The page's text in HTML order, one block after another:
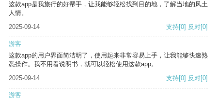
这款app是我旅行的好帮手，让我能够轻松找到目的地，了解当地的风土
人情。
2025-09-14
支持[0] 反对[0]
游客
这款app的用户界面简洁明了，使用起来非常容易上手，让我能够快速熟
悉操作。我不用看说明书，就可以轻松使用这款app。
2025-09-14
支持[0] 反对[0]
游客